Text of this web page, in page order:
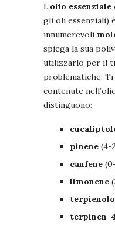
L’olio
gli oli essenziali)
innumerevoli
spiega la sua
utilizzarlo per il
problematiche.
contenute
distinguono:
pinene (4-
canfene
limonene
terpienolo
terpinen-